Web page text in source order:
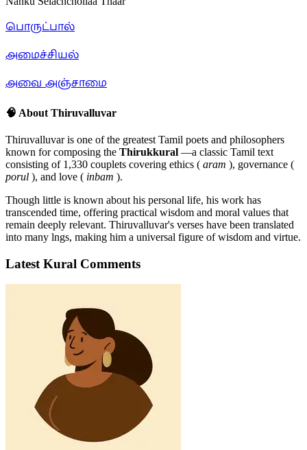
பொருட்பால்
அமைச்சியல்
அவை அஞ்சாமை
🧠 About Thiruvalluvar
Thiruvalluvar is one of the greatest Tamil poets and philosophers
known for composing the Thirukkural —a classic Tamil text
consisting of 1,330 couplets covering ethics ( aram ), governance (
porul ), and love ( inbam ).
Though little is known about his personal life, his work has
transcended time, offering practical wisdom and moral values that
remain deeply relevant. Thiruvalluvar's verses have been translated
into many lngs, making him a universal figure of wisdom and virtue.
Latest Kural Comments